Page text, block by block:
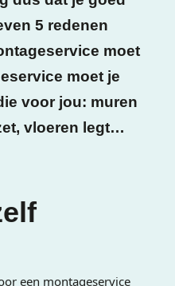
5 redenen
moet
moet je
voor jou: muren
vloeren legt…
een montageservice